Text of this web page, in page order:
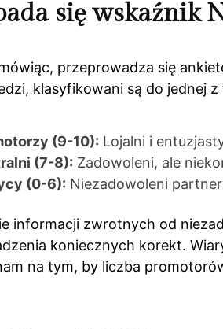
się wskaźnik
przeprowadza się
klasyfikowani są do jednej
(9-10): Lojalni i
(7-8): Zadowoleni, ale
(0-6): Niezadowoleni
informacji zwrotnych od
koniecznych korekt.
na tym, by liczba